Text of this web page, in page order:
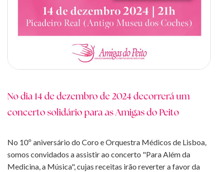
No dia 14 de dezembro de 2024 decorrerá um
concerto solidário para as Amigas do Peito
No 10º aniversário do Coro e Orquestra Médicos de Lisboa,
somos convidados a assistir ao concerto "Para Além da
Medicina, a Música", cujas receitas irão reverter a favor da